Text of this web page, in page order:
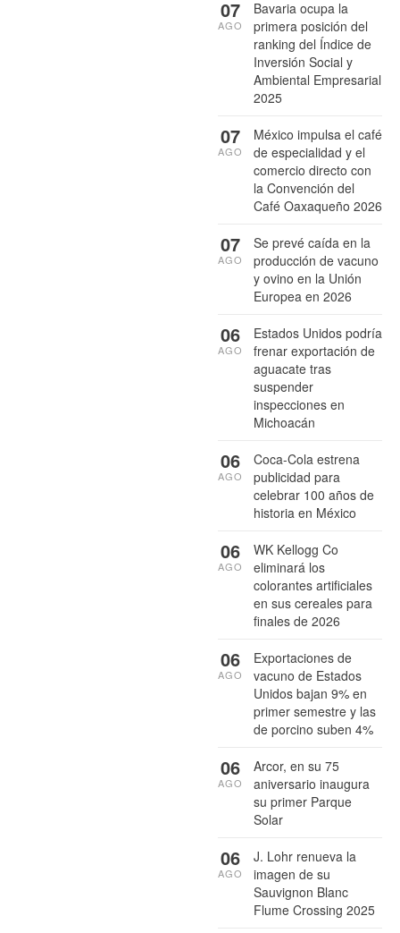
Bavaria ocupa la
primera posición del
ranking del Índice de
Inversión Social y
Ambiental Empresarial
2025
07
AGO
México impulsa el café
de especialidad y el
comercio directo con
la Convención del
Café Oaxaqueño 2026
07
AGO
Se prevé caída en la
producción de vacuno
y ovino en la Unión
Europea en 2026
07
AGO
Estados Unidos podría
frenar exportación de
aguacate tras
suspender
inspecciones en
Michoacán
06
AGO
Coca-Cola estrena
publicidad para
celebrar 100 años de
historia en México
06
AGO
WK Kellogg Co
eliminará los
colorantes artificiales
en sus cereales para
finales de 2026
06
AGO
Exportaciones de
vacuno de Estados
Unidos bajan 9% en
primer semestre y las
de porcino suben 4%
06
AGO
Arcor, en su 75
aniversario inaugura
su primer Parque
Solar
06
AGO
J. Lohr renueva la
imagen de su
Sauvignon Blanc
Flume Crossing 2025
06
AGO